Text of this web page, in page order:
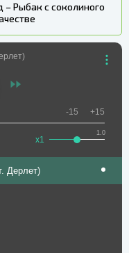
Рыбак с соколиного
1.0
x1
-15 +15
Дерлет)